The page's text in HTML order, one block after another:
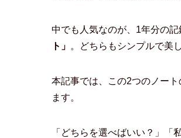
中でも人気なのが、1年分の記
ト」 。どちらもシンプルで美
本記事では、この2つのノート
ます。
「どちらを選べばいい？」「